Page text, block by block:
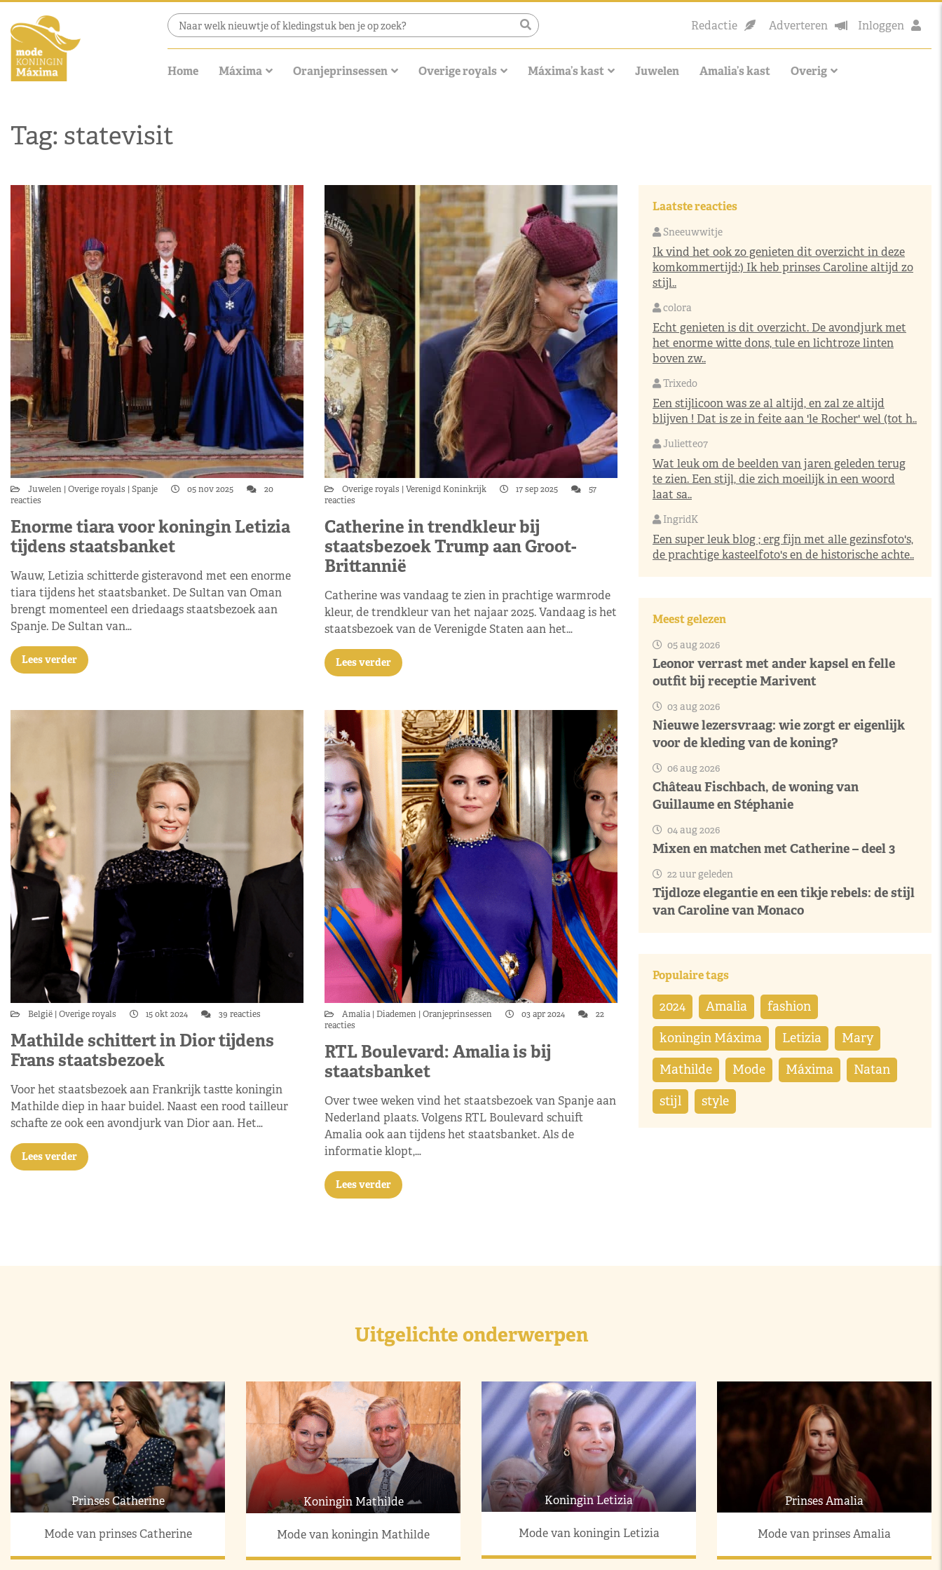
Redactie Adverteren Inloggen
Home Máxima Oranjeprinsessen Overige royals Máxima’s kast Juwelen Amalia’s kast Overig
Tag: statevisit
Juwelen Overige royals Spanje 05 nov 2025
20
reacties
Enorme tiara voor koningin Letizia
tijdens staatsbanket
Wauw, Letizia schitterde gisteravond met een enorme
tiara tijdens het staatsbanket. De Sultan van Oman
brengt momenteel een driedaags staatsbezoek aan
Spanje. De Sultan van…
Lees verder
Overige royals Verenigd Koninkrijk 17 sep 2025
57
reacties
Catherine in trendkleur bij
staatsbezoek Trump aan Groot-
Brittannië
Catherine was vandaag te zien in prachtige warmrode
kleur, de trendkleur van het najaar 2025. Vandaag is het
staatsbezoek van de Verenigde Staten aan het…
Lees verder
België Overige royals 15 okt 2024 39 reacties
Mathilde schittert in Dior tijdens
Frans staatsbezoek
Voor het staatsbezoek aan Frankrijk tastte koningin
Mathilde diep in haar buidel. Naast een rood tailleur
schafte ze ook een avondjurk van Dior aan. Het…
Lees verder
Amalia Diademen Oranjeprinsessen 03 apr 2024
22
reacties
RTL Boulevard: Amalia is bij
staatsbanket
Over twee weken vind het staatsbezoek van Spanje aan
Nederland plaats. Volgens RTL Boulevard schuift
Amalia ook aan tijdens het staatsbanket. Als de
informatie klopt,…
Lees verder
Laatste reacties
Sneeuwwitje
Ik vind het ook zo genieten dit overzicht in deze
komkommertijd:) Ik heb prinses Caroline altijd zo
stijl..
colora
Echt genieten is dit overzicht. De avondjurk met
het enorme witte dons, tule en lichtroze linten
boven zw..
Trixedo
Een stijlicoon was ze al altijd, en zal ze altijd
blijven ! Dat is ze in feite aan 'le Rocher' wel (tot h..
Juliette07
Wat leuk om de beelden van jaren geleden terug
te zien. Een stijl, die zich moeilijk in een woord
laat sa..
IngridK
Een super leuk blog ; erg fijn met alle gezinsfoto's,
de prachtige kasteelfoto's en de historische achte..
Meest gelezen
05 aug 2026
Leonor verrast met ander kapsel en felle
outfit bij receptie Marivent
03 aug 2026
Nieuwe lezersvraag: wie zorgt er eigenlijk
voor de kleding van de koning?
06 aug 2026
Château Fischbach, de woning van
Guillaume en Stéphanie
04 aug 2026
Mixen en matchen met Catherine – deel 3
22 uur geleden
Tijdloze elegantie en een tikje rebels: de stijl
van Caroline van Monaco
Populaire tags
2024 Amalia fashion
koningin Máxima Letizia Mary
Mathilde Mode Máxima Natan
stijl style
Uitgelichte onderwerpen
Prinses Catherine
Mode van prinses Catherine
Koningin Mathilde
Mode van koningin Mathilde
Koningin Letizia
Mode van koningin Letizia
Prinses Amalia
Mode van prinses Amalia